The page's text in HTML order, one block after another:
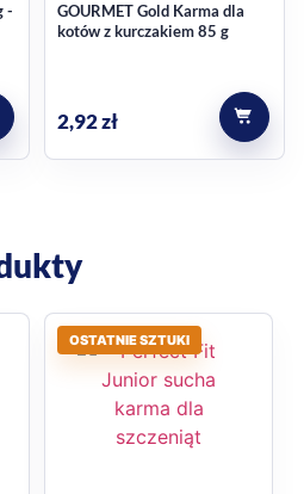
-
GOURMET Gold Karma dla
kotów z kurczakiem 85 g
2,92zł
OSTATNIE SZTUKI